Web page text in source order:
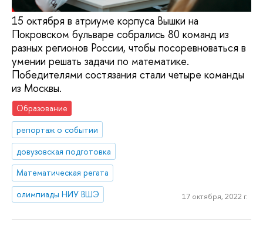
15 октября в атриуме корпуса Вышки на
Покровском бульваре собрались 80 команд из
разных регионов России, чтобы посоревноваться в
умении решать задачи по математике.
Победителями состязания стали четыре команды
из Москвы.
Образование
репортаж о событии
довузовская подготовка
Математическая регата
олимпиады НИУ ВШЭ
17 октября, 2022 г.